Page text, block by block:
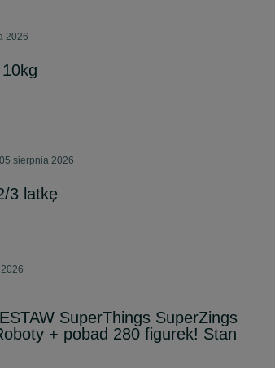
2026
sierpnia 2026
3 latkę
SuperThings SuperZings
+ pobad 280 figurek! Stan